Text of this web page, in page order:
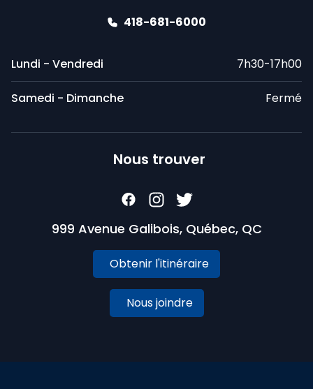
418-681-6000
Lundi - Vendredi 7h30-17h00
Samedi - Dimanche Fermé
Nous trouver
999 Avenue Galibois, Québec, QC
Obtenir l'itinéraire
Nous joindre